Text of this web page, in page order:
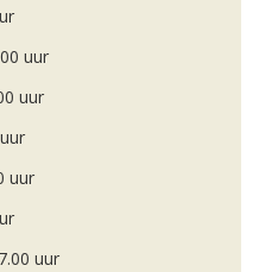
uur
uur
uur
uur